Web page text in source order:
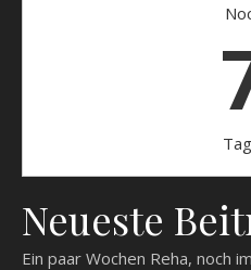
Neueste
Ein paar Wochen Reha, noch